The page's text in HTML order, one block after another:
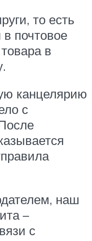
то есть
почтовое
в
канцелярию
с
наш
–
с